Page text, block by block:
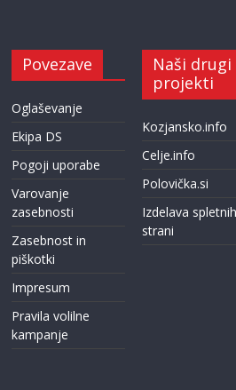
Povezave
Oglaševanje
Ekipa DS
Pogoji uporabe
Varovanje
zasebnosti
Zasebnost in
piškotki
Impresum
Pravila volilne
kampanje
Naši drugi
projekti
Kozjansko.info
Celje.info
Polovička.si
Izdelava spletnih
strani